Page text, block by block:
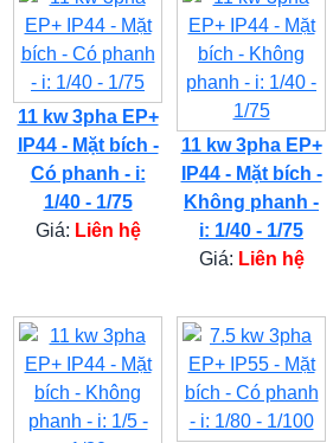
11 kw 3pha EP+
IP44 - Mặt bích -
Có phanh - i:
1/40 - 1/75
Giá: Liên hệ
11 kw 3pha EP+
IP44 - Mặt bích -
Không phanh -
i: 1/40 - 1/75
Giá: Liên hệ